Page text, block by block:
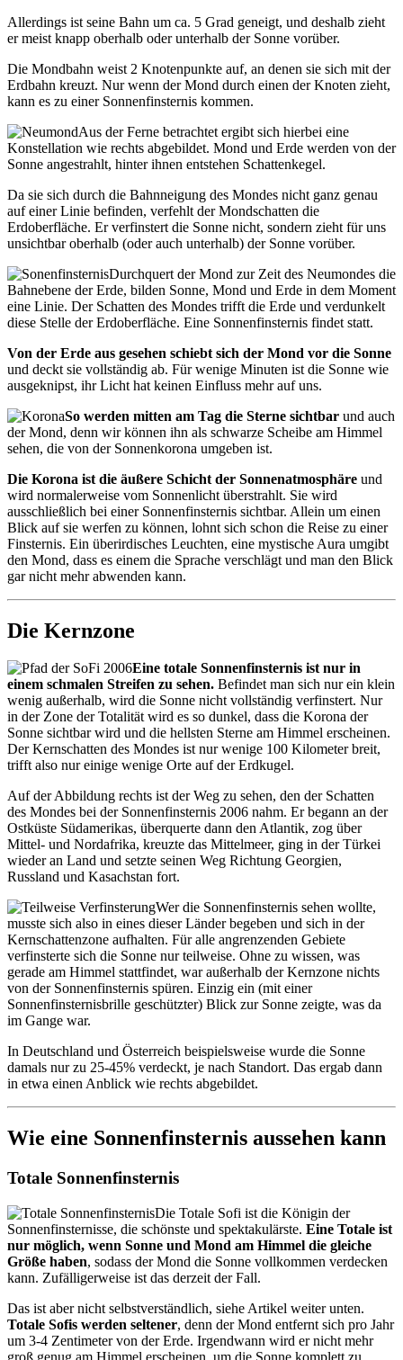
Allerdings ist seine Bahn um ca. 5 Grad geneigt, und deshalb zieht
er meist knapp oberhalb oder unterhalb der Sonne vorüber.
Die Mondbahn weist 2 Knotenpunkte auf, an denen sie sich mit der
Erdbahn kreuzt. Nur wenn der Mond durch einen der Knoten zieht,
kann es zu einer Sonnenfinsternis kommen.
Aus der Ferne betrachtet ergibt sich hierbei eine
Konstellation wie rechts abgebildet. Mond und Erde werden von der
Sonne angestrahlt, hinter ihnen entstehen Schattenkegel.
Da sie sich durch die Bahnneigung des Mondes nicht ganz genau
auf einer Linie befinden, verfehlt der Mondschatten die
Erdoberfläche. Er verfinstert die Sonne nicht, sondern zieht für uns
unsichtbar oberhalb (oder auch unterhalb) der Sonne vorüber.
Durchquert der Mond zur Zeit des Neumondes die
Bahnebene der Erde, bilden Sonne, Mond und Erde in dem Moment
eine Linie. Der Schatten des Mondes trifft die Erde und verdunkelt
diese Stelle der Erdoberfläche. Eine Sonnenfinsternis findet statt.
Von der Erde aus gesehen schiebt sich der Mond vor die Sonne
und deckt sie vollständig ab. Für wenige Minuten ist die Sonne wie
ausgeknipst, ihr Licht hat keinen Einfluss mehr auf uns.
So werden mitten am Tag die Sterne sichtbar und auch
der Mond, denn wir können ihn als schwarze Scheibe am Himmel
sehen, die von der Sonnenkorona umgeben ist.
Die Korona ist die äußere Schicht der Sonnenatmosphäre und
wird normalerweise vom Sonnenlicht überstrahlt. Sie wird
ausschließlich bei einer Sonnenfinsternis sichtbar. Allein um einen
Blick auf sie werfen zu können, lohnt sich schon die Reise zu einer
Finsternis. Ein überirdisches Leuchten, eine mystische Aura umgibt
den Mond, dass es einem die Sprache verschlägt und man den Blick
gar nicht mehr abwenden kann.
Die Kernzone
Eine totale Sonnenfinsternis ist nur in
einem schmalen Streifen zu sehen. Befindet man sich nur ein klein
wenig außerhalb, wird die Sonne nicht vollständig verfinstert. Nur
in der Zone der Totalität wird es so dunkel, dass die Korona der
Sonne sichtbar wird und die hellsten Sterne am Himmel erscheinen.
Der Kernschatten des Mondes ist nur wenige 100 Kilometer breit,
trifft also nur einige wenige Orte auf der Erdkugel.
Auf der Abbildung rechts ist der Weg zu sehen, den der Schatten
des Mondes bei der Sonnenfinsternis 2006 nahm. Er begann an der
Ostküste Südamerikas, überquerte dann den Atlantik, zog über
Mittel- und Nordafrika, kreuzte das Mittelmeer, ging in der Türkei
wieder an Land und setzte seinen Weg Richtung Georgien,
Russland und Kasachstan fort.
Wer die Sonnenfinsternis sehen wollte,
musste sich also in eines dieser Länder begeben und sich in der
Kernschattenzone aufhalten. Für alle angrenzenden Gebiete
verfinsterte sich die Sonne nur teilweise. Ohne zu wissen, was
gerade am Himmel stattfindet, war außerhalb der Kernzone nichts
von der Sonnenfinsternis spüren. Einzig ein (mit einer
Sonnenfinsternisbrille geschützter) Blick zur Sonne zeigte, was da
im Gange war.
In Deutschland und Österreich beispielsweise wurde die Sonne
damals nur zu 25-45% verdeckt, je nach Standort. Das ergab dann
in etwa einen Anblick wie rechts abgebildet.
Wie eine Sonnenfinsternis aussehen kann
Totale Sonnenfinsternis
Die Totale Sofi ist die Königin der
Sonnenfinsternisse, die schönste und spektakulärste. Eine Totale ist
nur möglich, wenn Sonne und Mond am Himmel die gleiche
Größe haben, sodass der Mond die Sonne vollkommen verdecken
kann. Zufälligerweise ist das derzeit der Fall.
Das ist aber nicht selbstverständlich, siehe Artikel weiter unten.
Totale Sofis werden seltener, denn der Mond entfernt sich pro Jahr
um 3-4 Zentimeter von der Erde. Irgendwann wird er nicht mehr
groß genug am Himmel erscheinen, um die Sonne komplett zu